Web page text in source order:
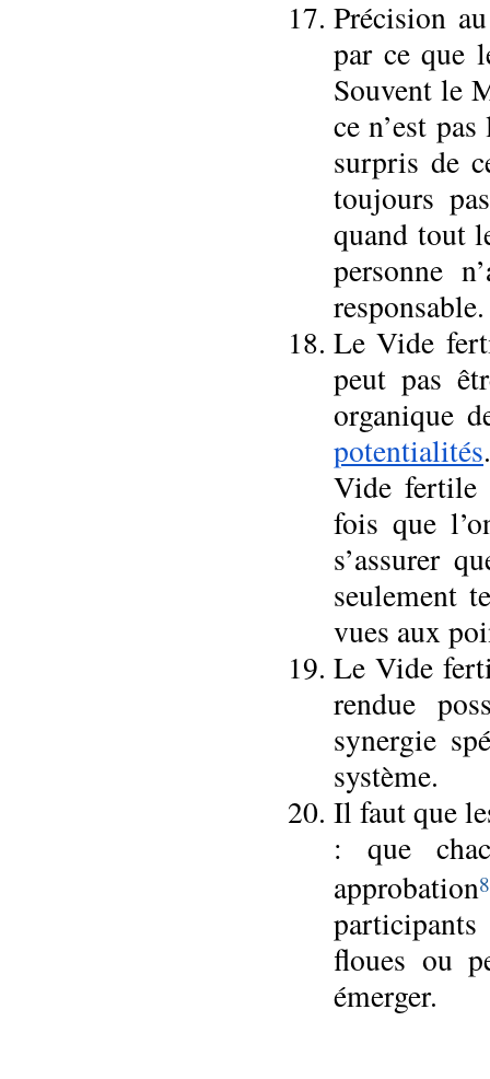
Précision
par ce que
Souvent le
ce n’est
surpris de
toujours
quand tout
personne
responsable.
Le Vide
peut pas
organique
potentialités
Vide fertile
fois que
s’assurer
seulement
vues aux
Le Vide
rendue
synergie
système.
Il faut que
: que
approbation8
floues ou
émerger.